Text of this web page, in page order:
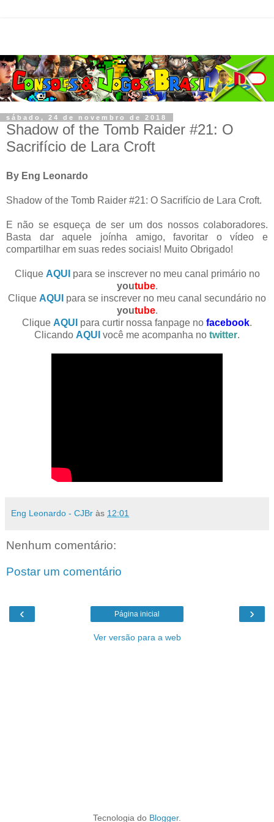
sábado, 24 de novembro de 2018
Shadow of the Tomb Raider #21: O
Sacrifício de Lara Croft
By Eng Leonardo
Shadow of the Tomb Raider #21: O Sacrifício de Lara Croft.
E não se esqueça de ser um dos nossos colaboradores.
Basta dar aquele joínha amigo, favoritar o vídeo e
compartilhar em suas redes sociais! Muito Obrigado!
Clique AQUI para se inscrever no meu canal primário no
youtube.
Clique AQUI para se inscrever no meu canal secundário no
youtube.
Clique AQUI para curtir nossa fanpage no facebook.
Clicando AQUI você me acompanha no twitter.
Eng Leonardo - CJBr às 12:01
Nenhum comentário:
Postar um comentário
‹ ›
Página inicial
Ver versão para a web
Tecnologia do Blogger.